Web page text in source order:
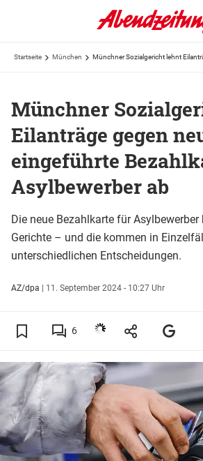
Startseite München
Münchner
Eilanträge gegen
eingeführte
Asylbewerber ab
Die neue Bezahlkarte für
Gerichte – und die kommen in
unterschiedlichen Entscheidungen.
AZ/dpa | 11. September 2024 - 10:27 Uhr
6